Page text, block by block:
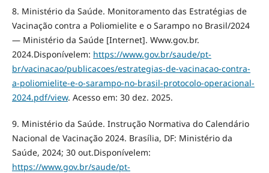
8. Ministério da Saúde. Monitoramento das Estratégias de
Vacinação contra a Poliomielite e o Sarampo no Brasil/2024
— Ministério da Saúde [Internet]. Www.gov.br.
2024.Disponívelem: https://www.gov.br/saude/pt-
br/vacinacao/publicacoes/estrategias-de-vacinacao-contra-
a-poliomielite-e-o-sarampo-no-brasil-protocolo-operacional-
2024.pdf/view. Acesso em: 30 dez. 2025.
9. Ministério da Saúde. Instrução Normativa do Calendário
Nacional de Vacinação 2024. Brasília, DF: Ministério da
Saúde, 2024; 30 out.Disponívelem:
https://www.gov.br/saude/pt-